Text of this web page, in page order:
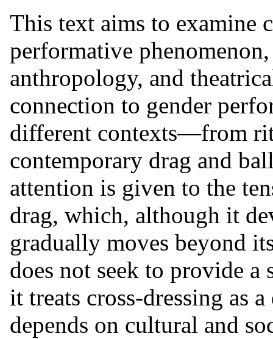
This text aims to examine
performative
anthropology, and
connection to gender
different contexts—from
contemporary drag and
attention is given to the
drag, which, although it
gradually moves beyond
does not seek to provide
it treats cross-dressing as
depends on cultural and